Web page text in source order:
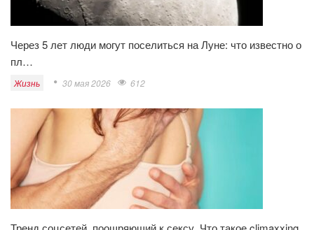
Через 5 лет люди могут поселиться на Луне: что известно о
пл…
Жизнь 30 мая 2026 612